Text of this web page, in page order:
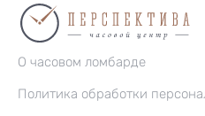
О часовом ломбарде
Политика обработки